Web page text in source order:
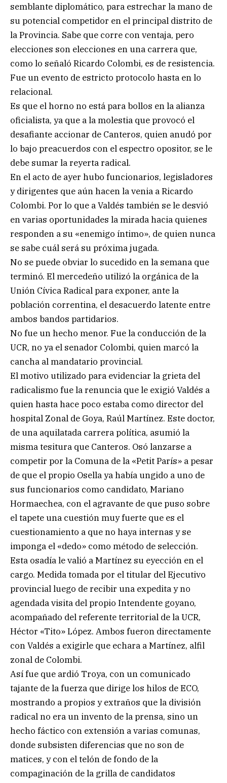
semblante diplomático, para estrechar la mano de
su potencial competidor en el principal distrito de
la Provincia. Sabe que corre con ventaja, pero
elecciones son elecciones en una carrera que,
como lo señaló Ricardo Colombi, es de resistencia.
Fue un evento de estricto protocolo hasta en lo
relacional.
Es que el horno no está para bollos en la alianza
oficialista, ya que a la molestia que provocó el
desafiante accionar de Canteros, quien anudó por
lo bajo preacuerdos con el espectro opositor, se le
debe sumar la reyerta radical.
En el acto de ayer hubo funcionarios, legisladores
y dirigentes que aún hacen la venia a Ricardo
Colombi. Por lo que a Valdés también se le desvió
en varias oportunidades la mirada hacia quienes
responden a su «enemigo íntimo», de quien nunca
se sabe cuál será su próxima jugada.
No se puede obviar lo sucedido en la semana que
terminó. El mercedeño utilizó la orgánica de la
Unión Cívica Radical para exponer, ante la
población correntina, el desacuerdo latente entre
ambos bandos partidarios.
No fue un hecho menor. Fue la conducción de la
UCR, no ya el senador Colombi, quien marcó la
cancha al mandatario provincial.
El motivo utilizado para evidenciar la grieta del
radicalismo fue la renuncia que le exigió Valdés a
quien hasta hace poco estaba como director del
hospital Zonal de Goya, Raúl Martínez. Este doctor,
de una aquilatada carrera política, asumió la
misma tesitura que Canteros. Osó lanzarse a
competir por la Comuna de la «Petit París» a pesar
de que el propio Osella ya había ungido a uno de
sus funcionarios como candidato, Mariano
Hormaechea, con el agravante de que puso sobre
el tapete una cuestión muy fuerte que es el
cuestionamiento a que no haya internas y se
imponga el «dedo» como método de selección.
Esta osadía le valió a Martínez su eyección en el
cargo. Medida tomada por el titular del Ejecutivo
provincial luego de recibir una expedita y no
agendada visita del propio Intendente goyano,
acompañado del referente territorial de la UCR,
Héctor «Tito» López. Ambos fueron directamente
con Valdés a exigirle que echara a Martínez, alfil
zonal de Colombi.
Así fue que ardió Troya, con un comunicado
tajante de la fuerza que dirige los hilos de ECO,
mostrando a propios y extraños que la división
radical no era un invento de la prensa, sino un
hecho fáctico con extensión a varias comunas,
donde subsisten diferencias que no son de
matices, y con el telón de fondo de la
compaginación de la grilla de candidatos